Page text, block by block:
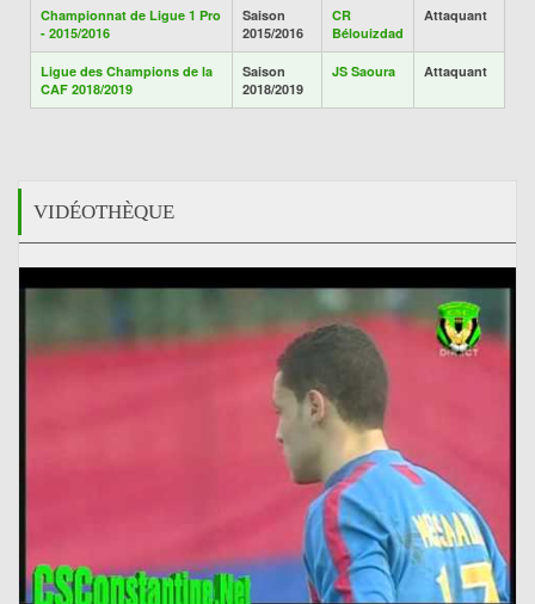
Championnat de Ligue 1 Pro
- 2015/2016
Saison
2015/2016
CR
Bélouizdad
Attaquant
Ligue des Champions de la
CAF 2018/2019
Saison
2018/2019
JS Saoura Attaquant
VIDÉOTHÈQUE